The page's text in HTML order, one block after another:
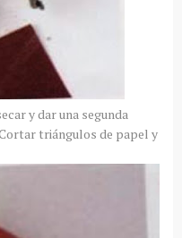
y dar una segunda
triángulos de papel y